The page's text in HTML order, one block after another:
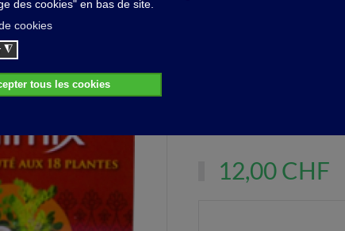
Home Idées cadeaux
12,00 CHF